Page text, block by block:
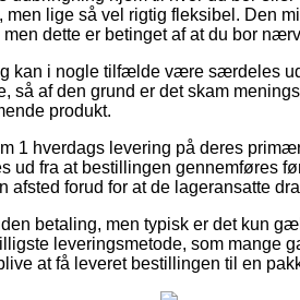
men lige så vel rigtig fleksibel. Den
dette er betinget af at du bor
kan i nogle tilfælde være særdeles
så af den grund er det skam
produkt.
1 hverdags levering på deres
ud fra at bestillingen gennemføres
afsted forud for at de lageransatte
betaling, men typisk er det kun
leveringsmetode, som mange
at få leveret bestillingen til en